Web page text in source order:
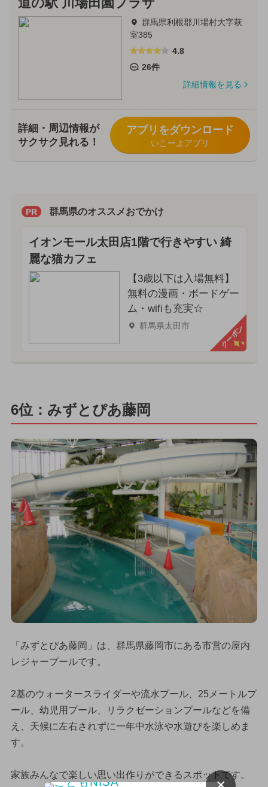
道の駅 川場田園プラザ
群馬県利根郡川場村大字萩
室385
4.8
26件
詳細情報を見る
詳細・周辺情報が
サクサク見れる！
アプリをダウンロード
いこーよアプリ
PR 群馬県のオススメおでかけ
イオンモール太田店1階で行きやすい 綺
麗な猫カフェ
【3歳以下は入場無料】
無料の漫画・ボードゲー
ム・wifiも充実☆
群馬県太田市 クーポン
6位：みずとぴあ藤岡
「みずとぴあ藤岡」は、群馬県藤岡市にある市営の屋内
レジャープールです。
2基のウォータースライダーや流水プール、25メートルプ
ール、幼児用プール、リラクゼーションプールなどを備
え、天候に左右されずに一年中水泳や水遊びを楽しめま
す。
家族みんなで楽しい思い出作りができるスポットです。